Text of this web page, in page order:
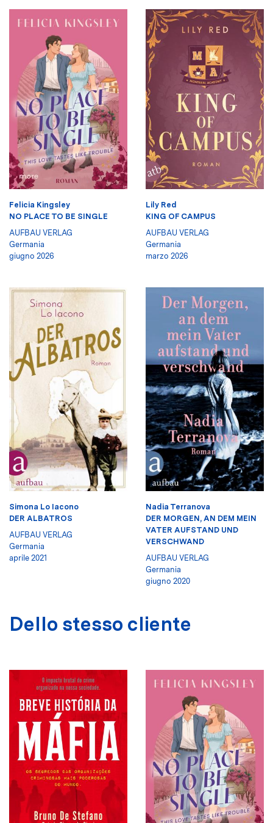
Felicia Kingsley
NO PLACE TO BE SINGLE
AUFBAU VERLAG
Germania
giugno 2026
Lily Red
KING OF CAMPUS
AUFBAU VERLAG
Germania
marzo 2026
Simona Lo Iacono
DER ALBATROS
AUFBAU VERLAG
Germania
aprile 2021
Nadia Terranova
DER MORGEN, AN DEM MEIN
VATER AUFSTAND UND
VERSCHWAND
AUFBAU VERLAG
Germania
giugno 2020
Dello stesso cliente